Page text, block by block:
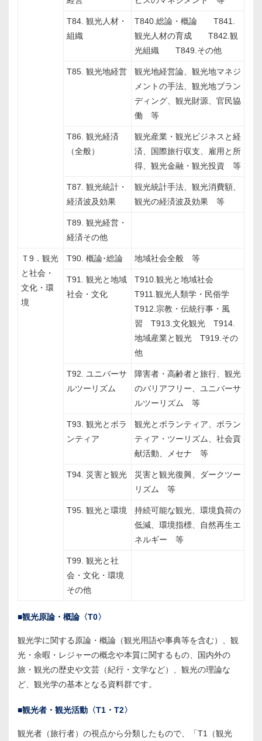
T84. 観光人材・
組織
T840.総論・概論 T841.
観光人材の育成 T842.観
光組織 T849.その他
T85. 観光地経営
観光地経営論、観光地マネジ
メントの手法、観光地ブラン
ディング、観光財源、官民協
働 等
T86. 観光経済
（全般）
観光産業・観光ビジネスと経
済、国際旅行収支、雇用と所
得、観光金融・観光投資 等
T87. 観光統計・
経済波及効果
観光統計手法、観光消費額、
観光の経済波及効果 等
T89. 観光経営・
経済その他
Ｔ9．観光
と社会・
文化・環
境
T90. 概論･総論 地域社会全般 等
T91. 観光と地域
社会・文化
T910.観光と地域社会
T911.観光人類学・民俗学
T912.宗教・伝統行事・風
習 T913.文化観光 T914.
地域産業と観光 T919.その
他
T92. ユニバーサ
ルツーリズム
障害者・高齢者と旅行、観光
のバリアフリー、ユニバーサ
ルツーリズム 等
T93. 観光とボラ
ンティア
観光とボランティア、ボラン
ティア・ツーリズム、社会貢
献活動、メセナ 等
T94. 災害と観光
災害と観光復興、ダークツー
リズム 等
T95. 観光と環境
持続可能な観光、環境負荷の
低減、環境指標、自然再生エ
ネルギー 等
T99. 観光と社
会・文化・環境
その他
■観光原論・概論〈T0〉
観光学に関する原論・概論（観光用語や事典等を含む）、観
光・余暇・レジャーの概念や本質に関するもの、国内外の
旅・観光の歴史や文芸（紀行・文学など）、観光の理論な
ど、観光学の基本となる資料群です。
■観光者・観光活動〈T1・T2〉
観光者（旅行者）の視点から分類したもので、「T1（観光